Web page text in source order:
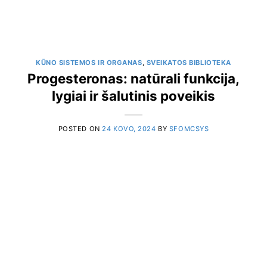
KŪNO SISTEMOS IR ORGANAS, SVEIKATOS BIBLIOTEKA
Progesteronas: natūrali funkcija,
lygiai ir šalutinis poveikis
POSTED ON 24 KOVO, 2024 BY SFOMCSYS